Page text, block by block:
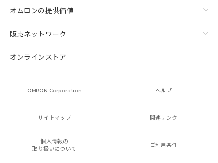
オムロンの提供価値
販売ネットワーク
オンラインストア
OMRON Corporation ヘルプ
サイトマップ 関連リンク
個人情報の
取り扱いについて
ご利用条件